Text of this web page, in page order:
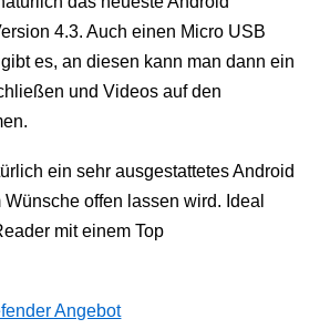
4.3. Auch einen Micro USB
es, an diesen kann man dann ein
und Videos auf den
ein sehr ausgestattetes Android
offen lassen wird. Ideal
mit einem Top